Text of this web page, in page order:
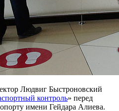
Людвиг Быстроновский
контроль» перед
имени Гейдара Алиева.